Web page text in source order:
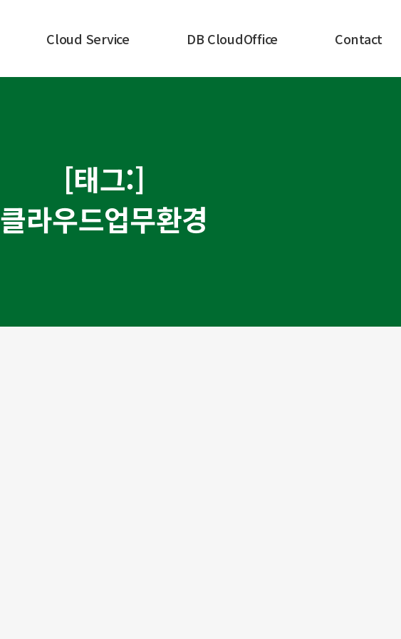
Cloud Service DB CloudOffice Contact
[태그:]
클라우드업무환경